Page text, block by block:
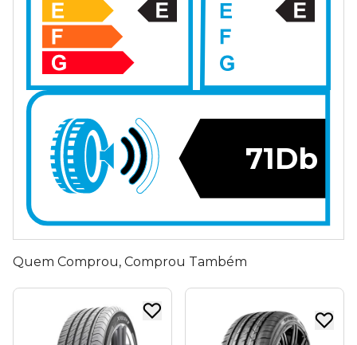
71Db
Quem Comprou, Comprou Também